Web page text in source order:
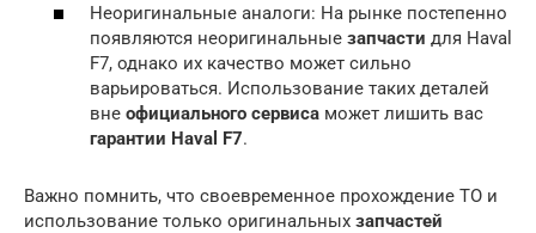
Неоригинальные аналоги: На рынке постепенно
появляются неоригинальные запчасти для Haval
F7, однако их качество может сильно
варьироваться. Использование таких деталей
вне официального сервиса может лишить вас
гарантии Haval F7.
Важно помнить, что своевременное прохождение ТО и
использование только оригинальных запчастей